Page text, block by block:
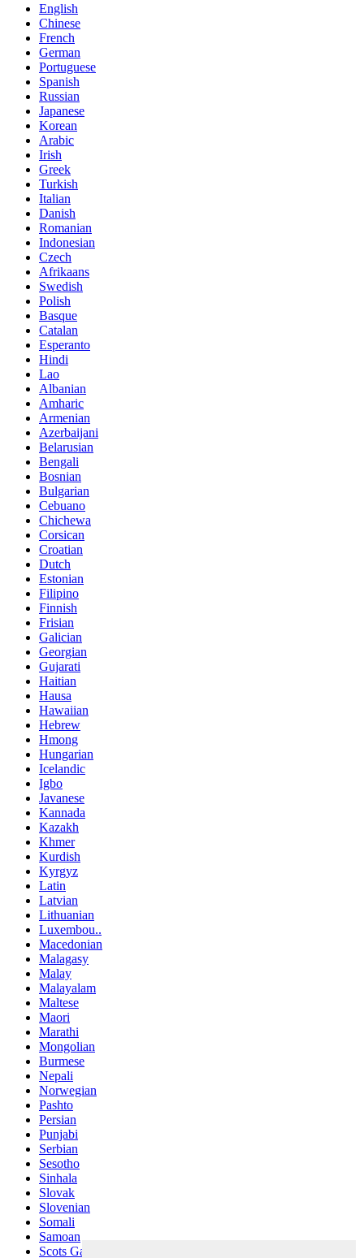
English
Chinese
French
German
Portuguese
Spanish
Russian
Japanese
Korean
Arabic
Irish
Greek
Turkish
Italian
Danish
Romanian
Indonesian
Czech
Afrikaans
Swedish
Polish
Basque
Catalan
Esperanto
Hindi
Lao
Albanian
Amharic
Armenian
Azerbaijani
Belarusian
Bengali
Bosnian
Bulgarian
Cebuano
Chichewa
Corsican
Croatian
Dutch
Estonian
Filipino
Finnish
Frisian
Galician
Georgian
Gujarati
Haitian
Hausa
Hawaiian
Hebrew
Hmong
Hungarian
Icelandic
Igbo
Javanese
Kannada
Kazakh
Khmer
Kurdish
Kyrgyz
Latin
Latvian
Lithuanian
Luxembou..
Macedonian
Malagasy
Malay
Malayalam
Maltese
Maori
Marathi
Mongolian
Burmese
Nepali
Norwegian
Pashto
Persian
Punjabi
Serbian
Sesotho
Sinhala
Slovak
Slovenian
Somali
Samoan
Scots Gaelic